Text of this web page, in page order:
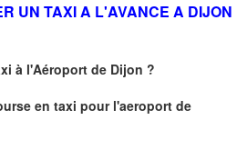
UN TAXI A L'AVANCE A DIJON
à l'Aéroport de Dijon ?
en taxi pour l'aeroport de